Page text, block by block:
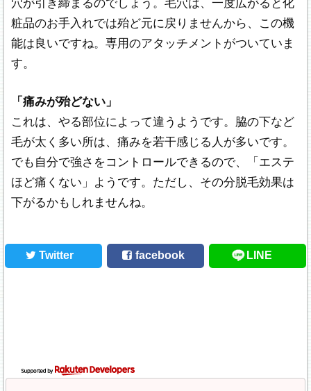
穴が引き締まるのでしょう。毛穴は、一度広がると化
粧品のお手入れでは殆ど元に戻りませんから、この機
能は良いですね。専用のアタッチメントがついていま
す。
「痛みが殆どない」
これは、やる部位によって違うようです。脇の下など
毛が太く多い所は、痛みを若干感じる人が多いです。
でも自分で強さをコントロールできるので、「エステ
ほど痛くない」ようです。ただし、その分脱毛効果は
下がるかもしれませんね。
Twitter facebook LINE